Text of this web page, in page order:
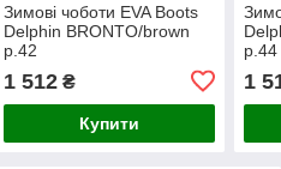
Зимові чоботи EVA Boots
Delphin BRONTO/brown
р.42
1 512₴
Купити
р.44
1